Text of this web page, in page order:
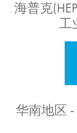
海普克
工
华南地区